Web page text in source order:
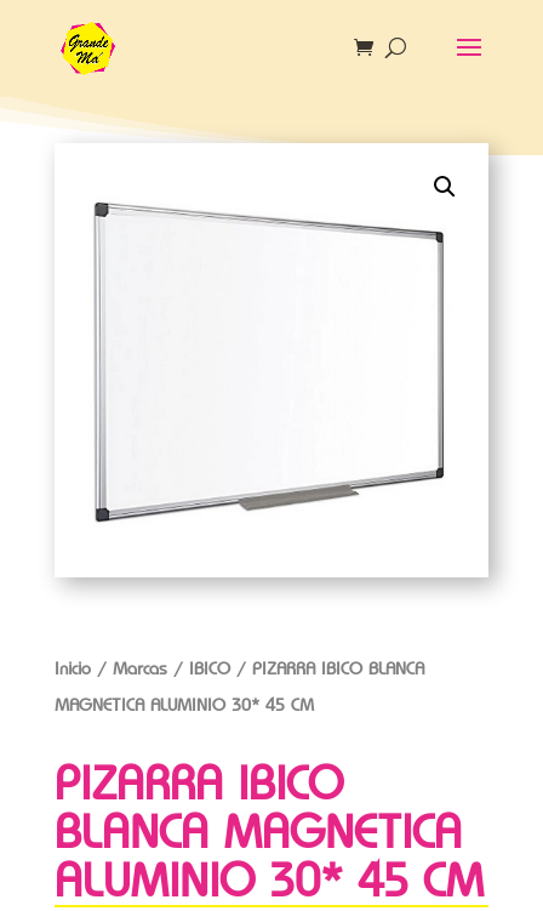
Inicio/ Marcas/ IBICO/ PIZARRA IBICO BLANCA
MAGNETICA ALUMINIO 30* 45 CM
PIZARRA IBICO
BLANCA MAGNETICA
ALUMINIO 30* 45 CM